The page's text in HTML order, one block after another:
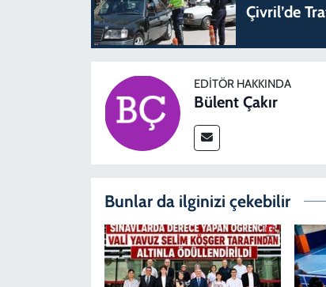
Çivril’de
EDITÖR HAKKINDA
Bülent Çakır
Bunlar da ilginizi çekebilir